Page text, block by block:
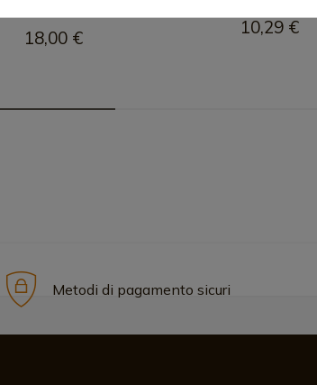
18,00 € 10,29 €
Metodi di pagamento sicuri